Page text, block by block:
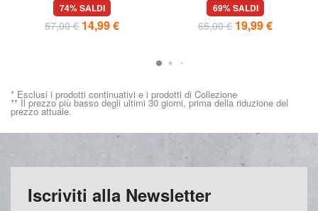
74% SALDI
57,00 € 14,99 €
69% SALDI
65,00 € 19,99 €
* Esclusi i prodotti continuativi e i prodotti di Collezione
** Il prezzo più basso degli ultimi 30 giorni, prima della riduzione del
prezzo attuale.
Iscriviti alla Newsletter